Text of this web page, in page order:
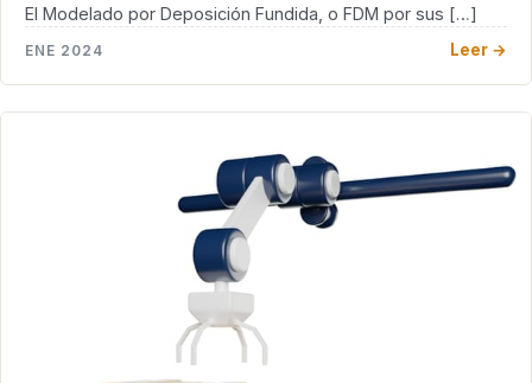
El Modelado por Deposición Fundida, o FDM por sus […]
ENE 2024 Leer →